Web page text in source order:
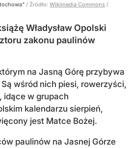
/ Źródło: Wikimedia Commons /
Władysław Opolski
zakonu paulinów
na Jasną Górę przybywa
wśród nich piesi, rowerzyści,
idące w grupach
kalendarzu sierpień,
jest Matce Bożej.
paulinów na Jasnej Górze